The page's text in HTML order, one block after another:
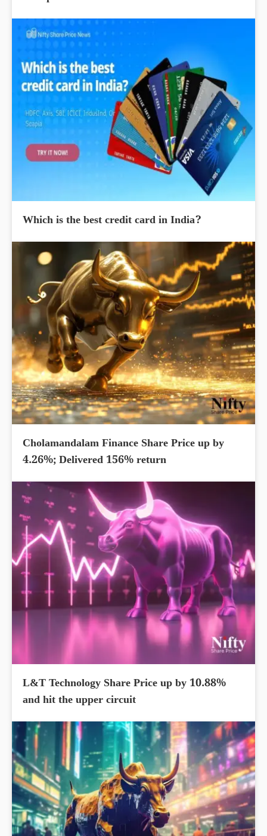
Which is the best credit card in India?
Cholamandalam Finance Share Price up by
4.26%; Delivered 156% return
L&T Technology Share Price up by 10.88%
and hit the upper circuit